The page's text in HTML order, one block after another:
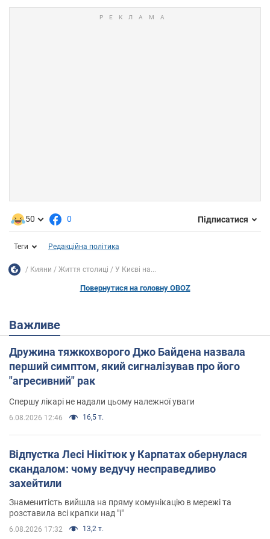
50 0 Підписатися
Теги Редакційна політика
Кияни Життя столиці У Києві на...
Повернутися на головну OBOZ
Важливе
Дружина тяжкохворого Джо Байдена назвала
перший симптом, який сигналізував про його
"агресивний" рак
Спершу лікарі не надали цьому належної уваги
6.08.2026 12:46 16,5 т.
Відпустка Лесі Нікітюк у Карпатах обернулася
скандалом: чому ведучу несправедливо
захейтили
Знаменитість вийшла на пряму комунікацію в мережі та
розставила всі крапки над "і"
6.08.2026 17:32 13,2 т.